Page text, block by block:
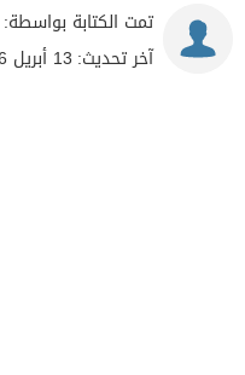
تمت الكتابة بواسطة:
آخر تحديث: 13 أبريل 2026 - 3:23ص